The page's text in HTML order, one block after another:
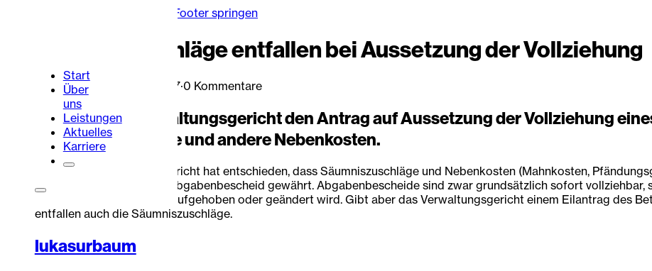
Zum Footer springen
Start
Über
uns
Leistungen
Aktuelles
Karriere
Säumniszuschläge entfallen bei Aussetzung der Vollziehung
Lukas Urbaum 24. Juli 2017·0 Kommentare
Gewährt ein Verwaltungsgericht den Antrag auf Aussetzung der Vollziehung
Säumniszuschläge und andere Nebenkosten.
Das Bundesverwaltungsgericht hat entschieden, dass Säumniszuschläge und Nebenkosten (Mahnkosten,
Rechtsschutz gegen den Abgabenbescheid gewährt. Abgabenbescheide sind zwar grundsätzlich sofort
Abgabenbescheid später aufgehoben oder geändert wird. Gibt aber das Verwaltungsgericht einem Eilantrag des
entfallen auch die Säumniszuschläge.
lukasurbaum